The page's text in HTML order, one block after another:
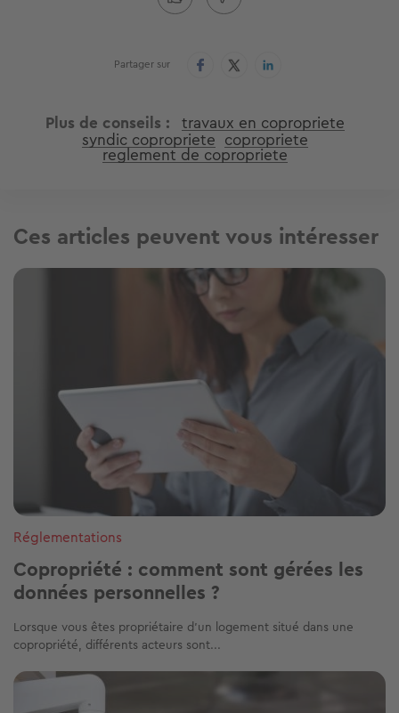
Partager sur
Plus de conseils travaux en copropriete
syndic copropriete copropriete
reglement de copropriete
Ces articles peuvent vous intéresser
Image
Réglementations
Copropriété : comment sont gérées les
données personnelles ?
Lorsque vous êtes propriétaire d’un logement situé dans une
copropriété, différents acteurs sont...
Image